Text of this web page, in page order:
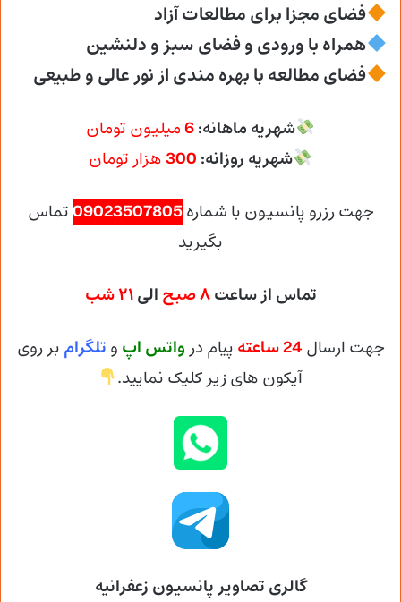
فضای مجزا برای مطالعات آزاد
همراه با ورودی و فضای سبز و دلنشین
فضای مطالعه با بهره مندی از نور عالی و طبیعی
شهریه ماهانه:6میلیون تومان
شهریه روزانه: 300هزار تومان
جهت رزرو پانسیون با شماره09023507805تماس
بگیرید
تماس از ساعت۸ صبح الی۲۱ شب
جهت ارسال24 ساعته پیام در واتس اپ و تلگرام بر روی
آیکون های زیر کلیک نمایید.
گالری تصاویر پانسیون زعفرانیه